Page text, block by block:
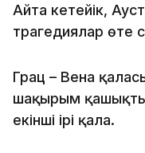
Айта кетейік,
трагедиялар өте
Грац – Вена
шақырым
екінші ірі қала.